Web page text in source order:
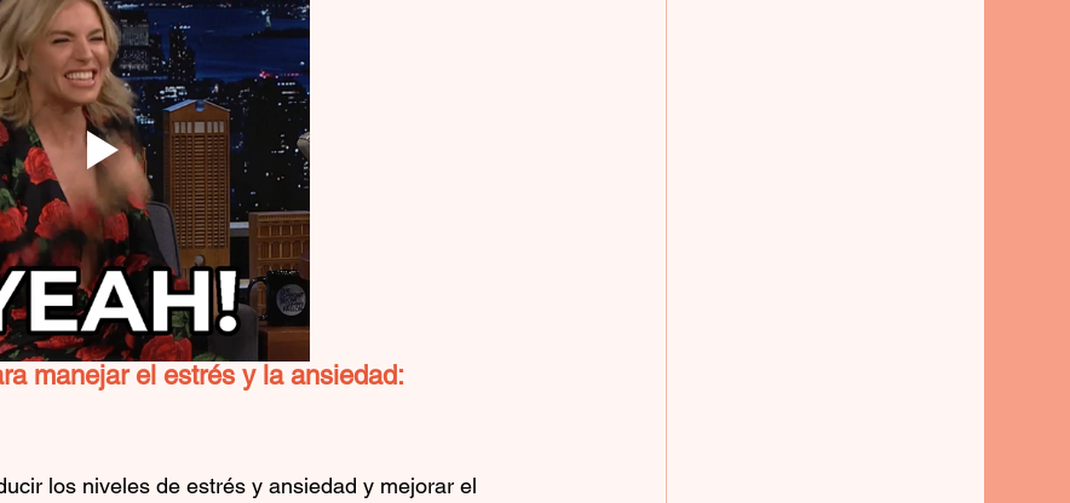
manejar el estrés y la ansiedad:
los niveles de estrés y ansiedad y mejorar el